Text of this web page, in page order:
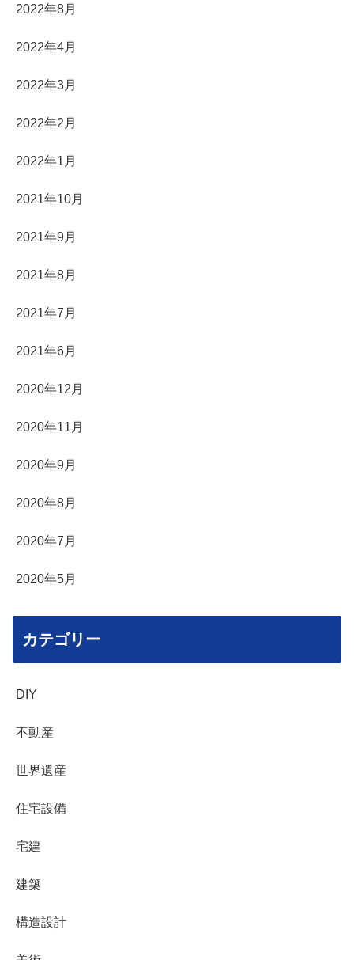
2022年8月
2022年4月
2022年3月
2022年2月
2022年1月
2021年10月
2021年9月
2021年8月
2021年7月
2021年6月
2020年12月
2020年11月
2020年9月
2020年8月
2020年7月
2020年5月
カテゴリー
DIY
不動産
世界遺産
住宅設備
宅建
建築
構造設計